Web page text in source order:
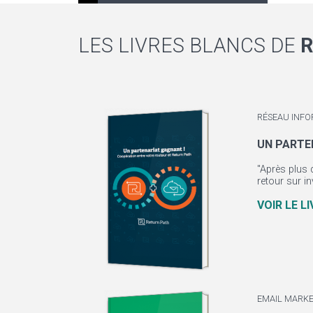
LES LIVRES BLANCS DE
RÉSEAU
UN
"Après plus
retour sur
VOIR LE
EMAIL